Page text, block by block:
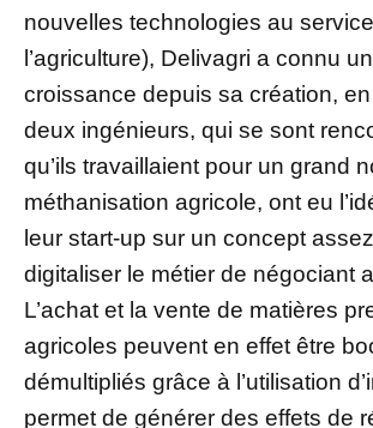
nouvelles technologies au
l’agriculture), Delivagri a connu
croissance depuis sa création,
deux ingénieurs, qui se sont
qu’ils travaillaient pour un grand
méthanisation agricole, ont eu
leur start-up sur un concept
digitaliser le métier de négociant
L’achat et la vente de matières
agricoles peuvent en effet être
démultipliés grâce à l’utilisation
permet de générer des effets de